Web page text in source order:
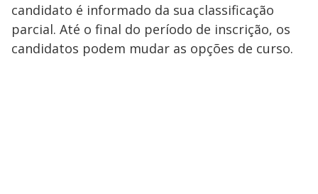
candidato é informado da sua classificação
parcial. Até o final do período de inscrição, os
candidatos podem mudar as opções de curso.